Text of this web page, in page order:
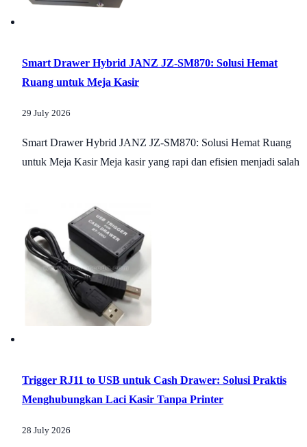
Smart Drawer Hybrid JANZ JZ-SM870: Solusi Hemat
Ruang untuk Meja Kasir
29 July 2026
Smart Drawer Hybrid JANZ JZ-SM870: Solusi Hemat Ruang
untuk Meja Kasir Meja kasir yang rapi dan efisien menjadi salah
Trigger RJ11 to USB untuk Cash Drawer: Solusi Praktis
Menghubungkan Laci Kasir Tanpa Printer
28 July 2026